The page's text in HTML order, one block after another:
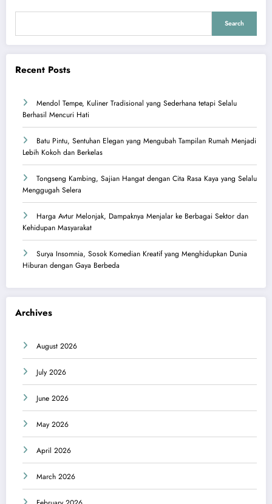
Search
Recent Posts
Mendol Tempe, Kuliner Tradisional yang Sederhana tetapi Selalu
Berhasil Mencuri Hati
Batu Pintu, Sentuhan Elegan yang Mengubah Tampilan Rumah Menjadi
Lebih Kokoh dan Berkelas
Tongseng Kambing, Sajian Hangat dengan Cita Rasa Kaya yang Selalu
Menggugah Selera
Harga Avtur Melonjak, Dampaknya Menjalar ke Berbagai Sektor dan
Kehidupan Masyarakat
Surya Insomnia, Sosok Komedian Kreatif yang Menghidupkan Dunia
Hiburan dengan Gaya Berbeda
Archives
August 2026
July 2026
June 2026
May 2026
April 2026
March 2026